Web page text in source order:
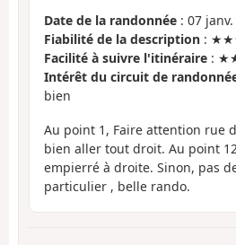
Date de la randonnée : 07
Fiabilité de la description :
Facilité à suivre l'itinéraire :
Intérêt du circuit de
bien
Au point 1, Faire attention rue
bien aller tout droit. Au point
empierré à droite. Sinon, pas
particulier , belle rando.